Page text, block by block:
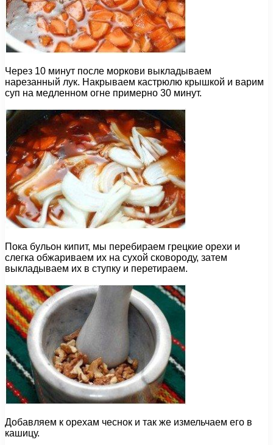
Через 10 минут после моркови выкладываем
нарезанный лук. Накрываем кастрюлю крышкой и варим
суп на медленном огне примерно 30 минут.
Пока бульон кипит, мы перебираем грецкие орехи и
слегка обжариваем их на сухой сковороду, затем
выкладываем их в ступку и перетираем.
Добавляем к орехам чеснок и так же измельчаем его в
кашицу.